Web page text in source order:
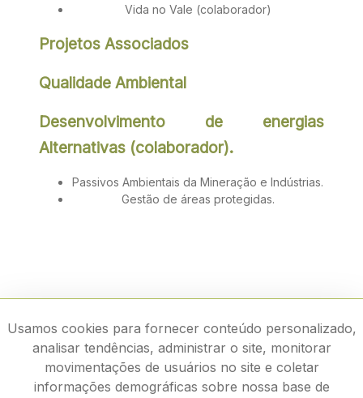
Vida no Vale (colaborador)
Projetos Associados
Qualidade Ambiental
Desenvolvimento de energias
Alternativas (colaborador).
Passivos Ambientais da Mineração e Indústrias.
Gestão de áreas protegidas.
Usamos cookies para fornecer conteúdo personalizado,
analisar tendências, administrar o site, monitorar
movimentações de usuários no site e coletar
informações demográficas sobre nossa base de